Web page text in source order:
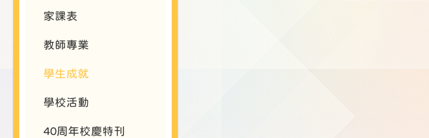
家課表
教師專業
學生成就
學校活動
40周年校慶特刊